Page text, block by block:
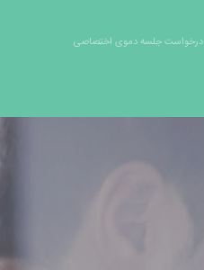
درخواست جلسه دموی اختصاصی